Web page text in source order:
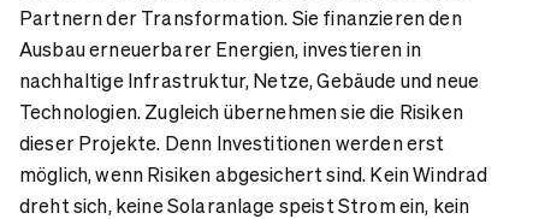
Partnern der Transformation. Sie finanzieren den
Ausbau erneuerbarer Energien, investieren in
nachhaltige Infrastruktur, Netze, Gebäude und neue
Technologien. Zugleich übernehmen sie die Risiken
dieser Projekte. Denn Investitionen werden erst
möglich, wenn Risiken abgesichert sind. Kein Windrad
dreht sich, keine Solaranlage speist Strom ein, kein